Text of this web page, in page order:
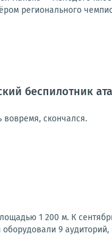
регионального
беспилотник
скончался.
1 200 м. К
9 аудиторий,